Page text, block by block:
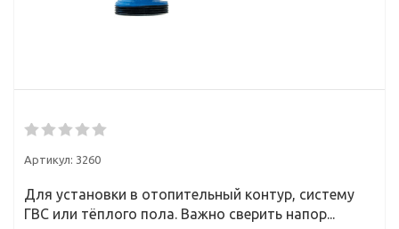
Артикул: 3260
Для установки в отопительный контур, систему
ГВС или тёплого пола. Важно сверить напор...